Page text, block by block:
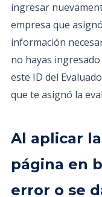
ingresar
empresa que
información
no hayas
este ID del
que te asignó la
Al aplicar
página en
error o se